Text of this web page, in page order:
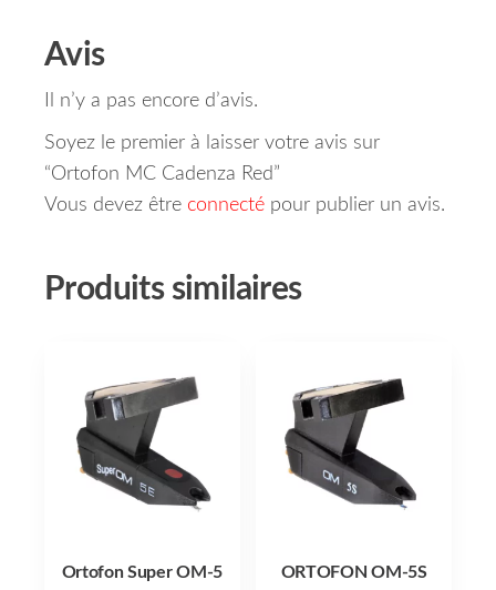
Avis
Il n’y a pas encore d’avis.
Soyez le premier à laisser votre avis sur
“Ortofon MC Cadenza Red”
Vous devez être connecté pour publier un avis.
Produits similaires
Ortofon Super OM-5 ORTOFON OM-5S